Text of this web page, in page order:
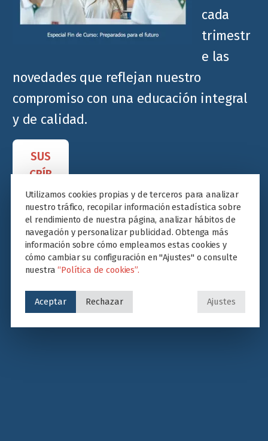
cada
trimestr
e las
novedades que reflejan nuestro
compromiso con una educación integral
y de calidad.
SUS
CRÍB
ETE
Utilizamos cookies propias y de terceros para analizar
nuestro tráfico, recopilar información estadística sobre
el rendimiento de nuestra página, analizar hábitos de
navegación y personalizar publicidad. Obtenga más
información sobre cómo empleamos estas cookies y
cómo cambiar su configuración en "Ajustes" o consulte
nuestra“Política de cookies”.
Aceptar Rechazar Ajustes